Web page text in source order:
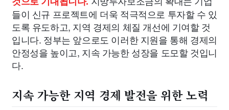
들이 신규 프로젝트에 더욱 적극적으로 투자할 수 있
도록 유도하고, 지역 경제의 체질 개선에 기여할 것
입니다. 정부는 앞으로도 이러한 지원을 통해 경제의
안정성을 높이고, 지속 가능한 성장을 도모할 것입니
다.
지속 가능한 지역 경제 발전을 위한 노력